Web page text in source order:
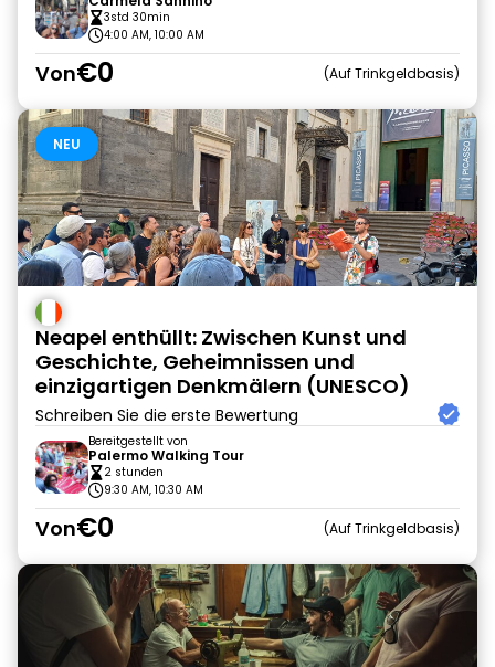
3std 30min
4:00 AM, 10:00 AM
Von€0 Auf Trinkgeldbasis
NEU
Neapel enthüllt: Zwischen Kunst und
Geschichte, Geheimnissen und
einzigartigen Denkmälern (UNESCO)
Schreiben Sie die erste Bewertung
Bereitgestellt von
Palermo Walking Tour
2 stunden
9:30 AM, 10:30 AM
Von€0 Auf Trinkgeldbasis